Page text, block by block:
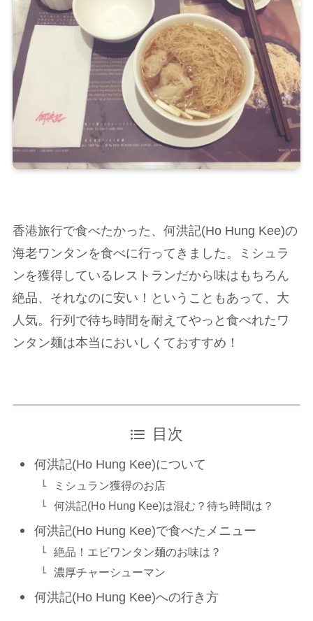
香港旅行で食べたかった、何洪記(Ho Hung Kee)の
海老ワンタンを食べに行ってきました。ミシュラ
ンを獲得しているレストランだから味はもちろん
絶品、それなのに安い！ということもあって、大
人気。行列で待ち時間を耐えてやっと食べれたワ
ンタン麺は本当においしくておすすめ！
目次
何洪記(Ho Hung Kee)について
ミシュラン獲得のお店
何洪記(Ho Hung Kee)は混む？待ち時間は？
何洪記(Ho Hung Kee)で食べたメニュー
絶品！エビワンタン麺のお味は？
濃厚チャーシューマン
何洪記(Ho Hung Kee)への行き方